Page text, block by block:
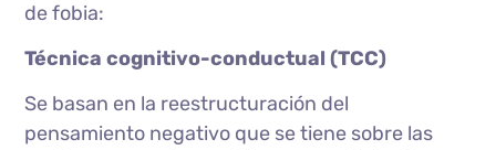
de fobia:
Técnica cognitivo-conductual (TCC)
Se basan en la reestructuración del
pensamiento negativo que se tiene sobre las